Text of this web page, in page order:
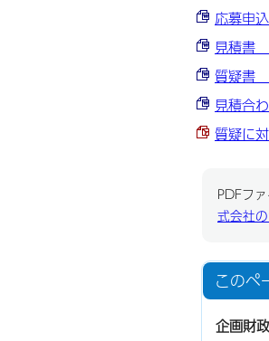
応募申
見積書
質疑書
見積合
質疑に
PDFフ
式会社
このペ
企画財